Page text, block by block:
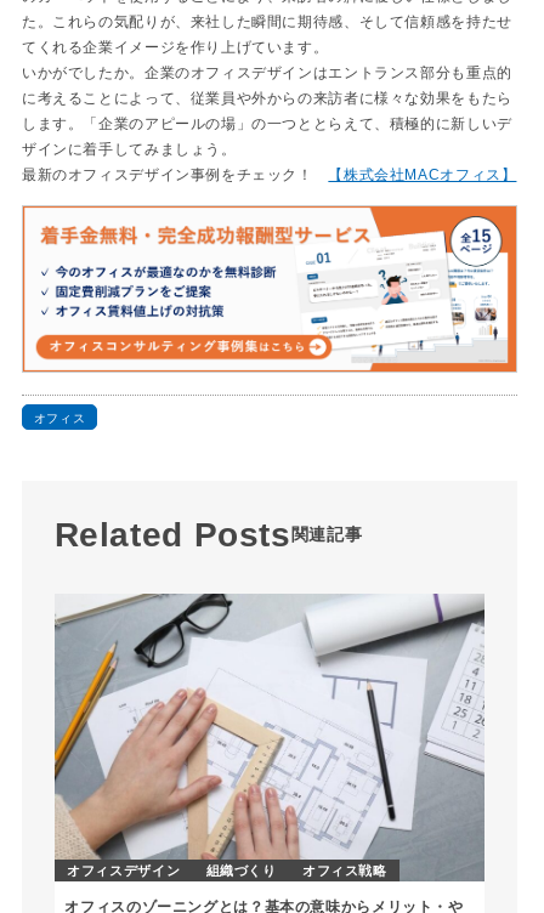
た。これらの気配りが、来社した瞬間に期待感、そして信頼感を持たせ
てくれる企業イメージを作り上げています。
いかがでしたか。企業のオフィスデザインはエントランス部分も重点的
に考えることによって、従業員や外からの来訪者に様々な効果をもたら
します。「企業のアピールの場」の一つととらえて、積極的に新しいデ
ザインに着手してみましょう。
最新のオフィスデザイン事例をチェック！
【株式会社MACオフィス】
オフィス
Related Posts 関連記事
オフィスデザイン 組織づくり オフィス戦略
オフィスのゾーニングとは？基本の意味からメリット・や